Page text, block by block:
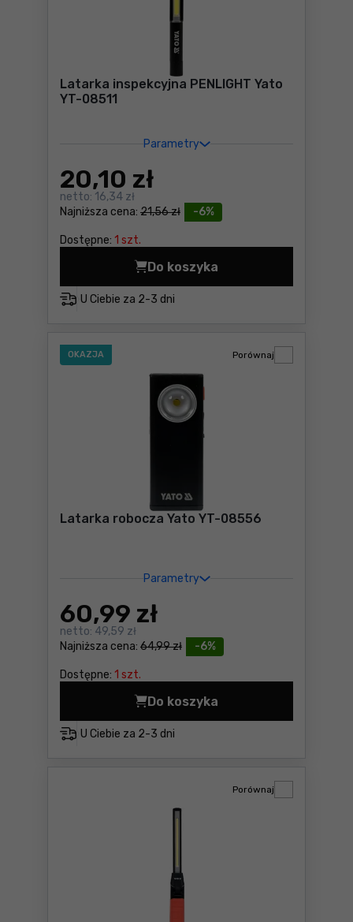
Latarka inspekcyjna PENLIGHT Yato
YT-08511
Parametry
-6%
Najniższa cena: 21,56 zł
20,10 zł
netto: 16,34 zł
Dostępne: 1 szt.
U Ciebie za 2-3 dni
Do koszyka
Latarka inspekcyjna
OKAZJA
Latarka robocza Yato YT-08556
Parametry
-6%
Najniższa cena: 64,99 zł
60,99 zł
netto: 49,59 zł
Dostępne: 1 szt.
Porównaj
U Ciebie za 2-3 dni
Do koszyka
Latarka robocza Yato YT-
Porównaj